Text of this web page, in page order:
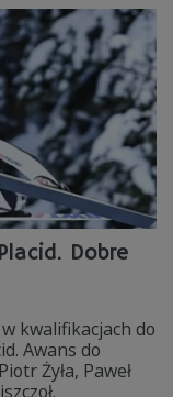
Dobre
kwalifikacjach do
Awans do
Żyła, Paweł